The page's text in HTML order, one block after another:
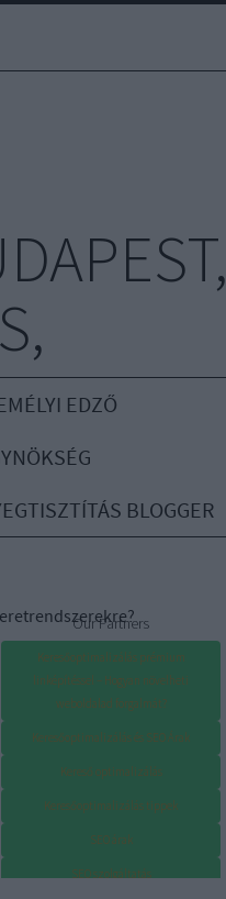
EDZŐ
BLOGGER
Our Partners
Keresőoptimalizálás prémium
linképítéssel – Hogyan növelheti
weboldalad forgalmát?
Keresőoptimalizálás és SEO Árak
Kereső optimalizálás
Keresőoptimalizálás tippek
SEO árak
SEO szolgáltatás